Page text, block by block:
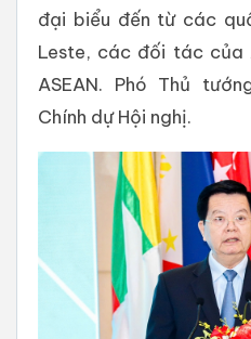
đại biểu đến từ các
Leste, các đối tác của
ASEAN. Phó Thủ
Chính dự Hội nghị.